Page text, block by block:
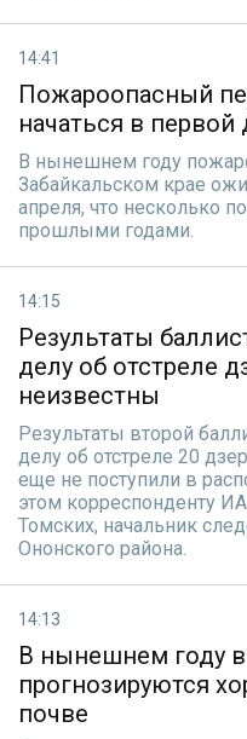
14:41
Пожароопасный
начаться в первой
В нынешнем году
Забайкальском крае
апреля, что несколько
прошлыми годами.
14:15
Результаты
делу об отстреле
неизвестны
Результаты второй
делу об отстреле 20
еще не поступили в
этом корреспонденту
Томских, начальник
Ононского района.
14:13
В нынешнем году в
прогнозируются
почве